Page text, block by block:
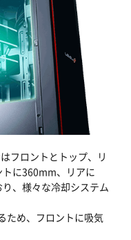
フロントとトップ、リ
に360mm、リアに
、様々な冷却システム
ため、フロントに吸気